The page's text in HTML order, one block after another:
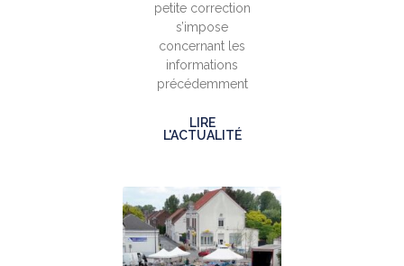
petite correction
s’impose
concernant les
informations
précédemment
LIRE
L'ACTUALITÉ